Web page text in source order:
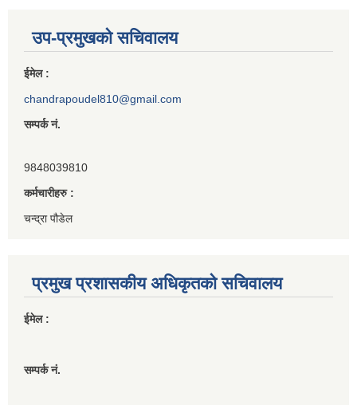
उप-प्रमुखको सचिवालय
ईमेल :
chandrapoudel810@gmail.com
सम्पर्क नं.
9848039810
कर्मचारीहरु :
चन्द्रा पौडेल
प्रमुख प्रशासकीय अधिकृतको सचिवालय
ईमेल :
सम्पर्क नं.